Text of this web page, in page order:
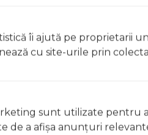
Nu există
îi ajută pe proprietarii
cu site-urile prin
sunt utilizate pentru
de a afişa anunţuri